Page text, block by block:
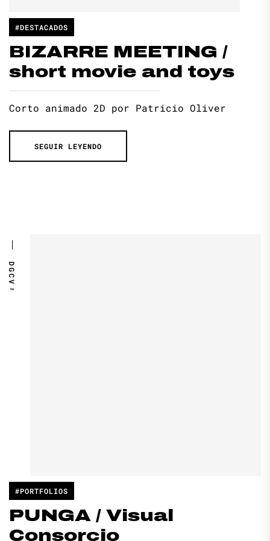
#DESTACADOS
BIZARRE MEETING /
short movie and toys
Corto animado 2D por Patricio Oliver
SEGUIR LEYENDO
DGCV™
#PORTFOLIOS
PUNGA / Visual
Consorcio